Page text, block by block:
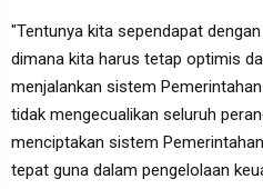
"Tentunya kita sependapat
dimana kita harus tetap optimis
menjalankan sistem
tidak mengecualikan seluruh
menciptakan sistem
tepat guna dalam pengelolaan